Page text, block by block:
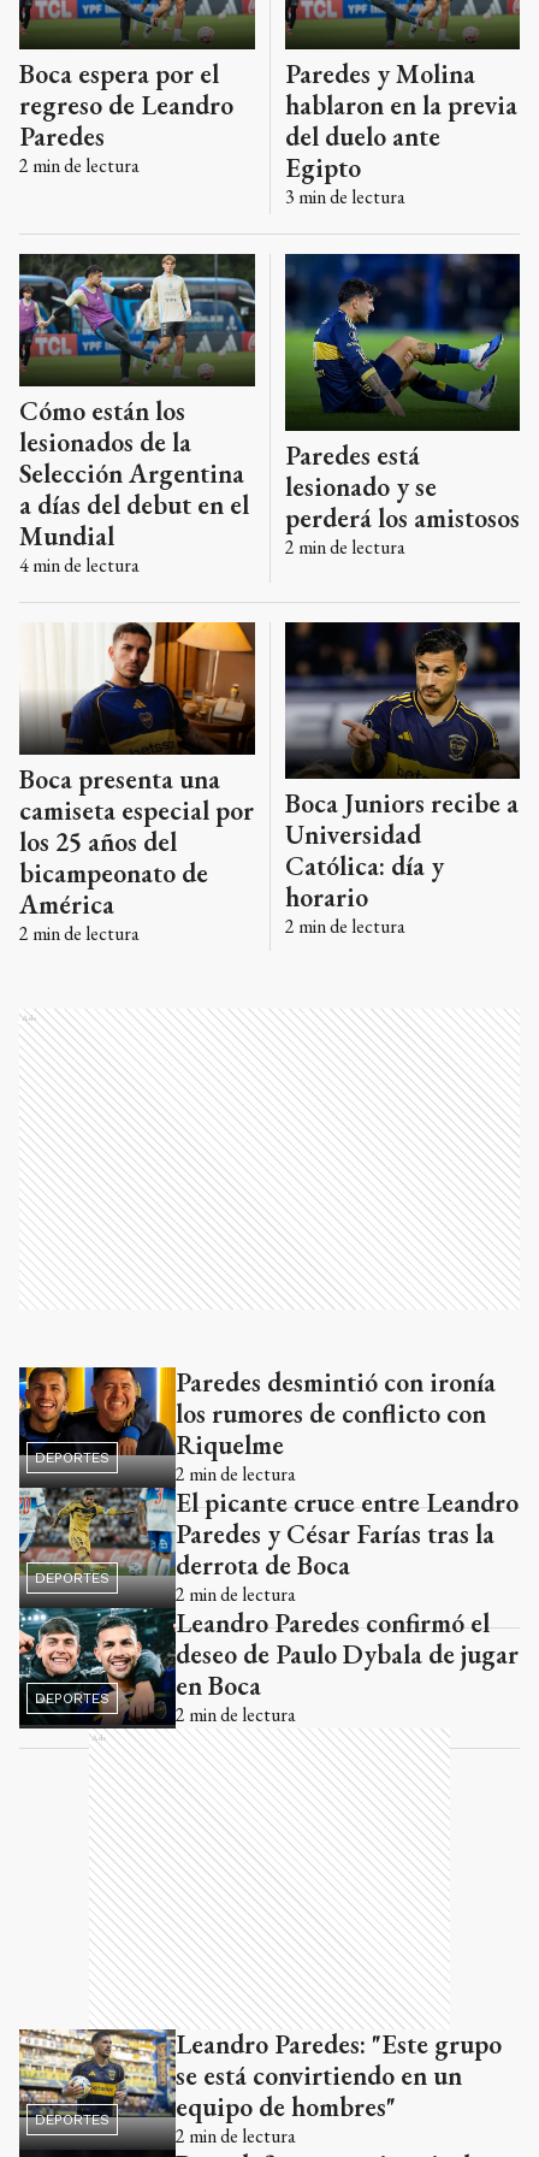
Boca espera por el
regreso de Leandro
Paredes
2 min de lectura
Paredes y Molina
hablaron en la previa
del duelo ante
Egipto
3 min de lectura
Cómo están los
lesionados de la
Selección Argentina
a días del debut en el
Mundial
4min de lectura
Paredes está
lesionado y se
perderá los amistosos
2 min de lectura
Boca presenta una
camiseta especial por
los 25 años del
bicampeonato de
América
2 min de lectura
Boca Juniors recibe a
Universidad
Católica: día y
horario
2 min de lectura
Ads
DEPORTES
Paredes desmintió con ironía
los rumores de conflicto con
Riquelme
2 min de lectura
DEPORTES
El picante cruce entre Leandro
Paredes y César Farías tras la
derrota de Boca
2 min de lectura
DEPORTES
Leandro Paredes confirmó el
deseo de Paulo Dybala de jugar
en Boca
2 min de lectura
Ads
DEPORTES
Leandro Paredes: "Este grupo
se está convirtiendo en un
equipo de hombres"
2 min de lectura